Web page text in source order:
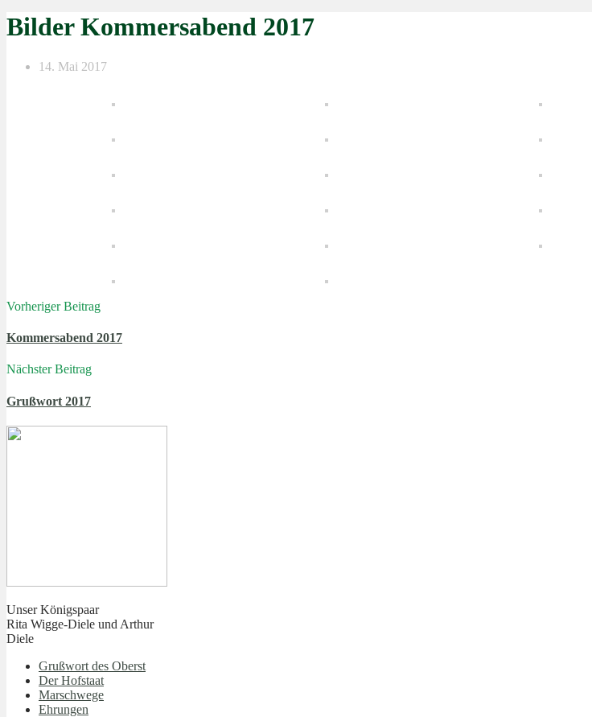
Bilder Kommersabend 2017
14. Mai 2017
Vorheriger Beitrag
Kommersabend 2017
Nächster Beitrag
Grußwort 2017
Unser Königspaar
Rita Wigge-Diele und Arthur
Diele
Grußwort des Oberst
Der Hofstaat
Marschwege
Ehrungen